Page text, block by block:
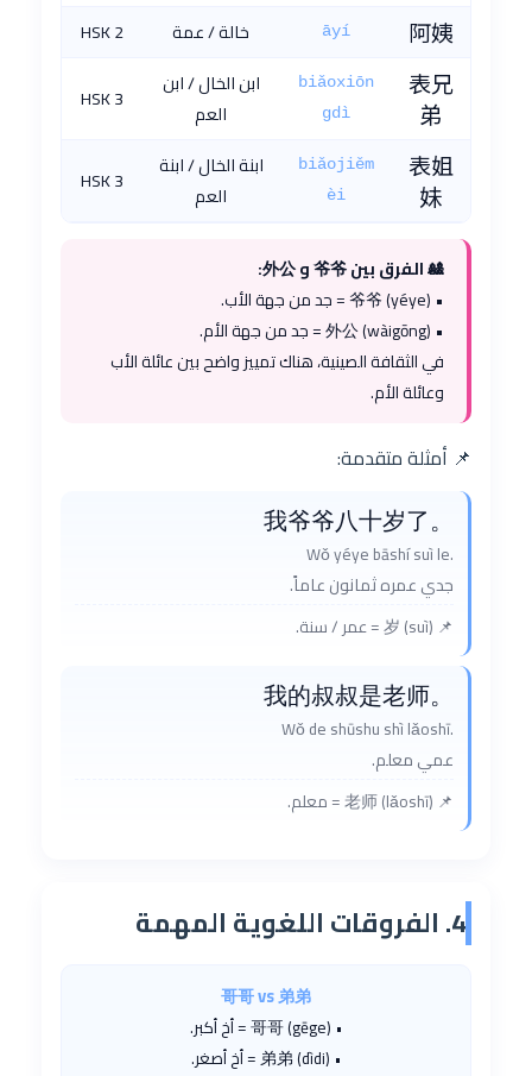
阿姨
āyí خالة / عمة HSK 2
表兄
弟
biǎoxiōn
gdì
ابن الخال / ابن
العم
HSK 3
表姐
妹
biǎojiěm
èi
ابنة الخال / ابنة
العم
HSK 3
🎎 الفرق بين 爷爷 و 外公:
• 爷爷 (yéye) = جد من جهة الأب.
• 外公 (wàigōng) = جد من جهة الأم.
في الثقافة الصينية، هناك تمييز واضح بين عائلة الأب
وعائلة الأم.
📌 أمثلة متقدمة:
我爷爷八十岁了。
Wǒ yéye bāshí suì le.
جدي عمره ثمانون عاماً.
📌 岁 (suì) = عمر / سنة.
我的叔叔是老师。
Wǒ de shūshu shì lǎoshī.
عمي معلم.
📌 老师 (lǎoshī) = معلم.
4. الفروقات اللغوية المهمة
哥哥 vs 弟弟
• 哥哥 (gēge) = أخ أكبر.
• 弟弟 (dìdi) = أخ أصغر.